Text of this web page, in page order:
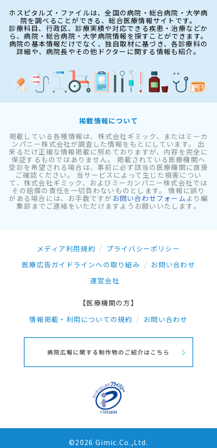
ホスピタルズ・ファイルは、全国の病院・総合病院・大学病
院を調べることができる、総合医療情報サイトです。
診療科目、行政区、診療実績や対応できる疾患・治療などか
ら、病院・総合病院・大学病院情報を探すことができます。
病院の基本情報だけでなく、独自取材に基づき、各診療科の
詳細や、病院長やその他ドクターに関する情報も紹介。
掲載情報について
掲載している各種情報は、株式会社ギミック、またはミーカ
ンパニー株式会社が調査した情報をもとにしています。 出
来るだけ正確な情報掲載に努めておりますが、内容を完全に
保証するものではありません。 掲載されている医療機関へ
受診を希望される場合は、事前に必ず該当の医療機関に直接
ご確認ください。 当サービスによって生じた損害につい
て、株式会社ギミック、およびミーカンパニー株式会社では
その賠償の責任を一切負わないものとします。 情報に誤り
がある場合には、お手数ですが お問い合わせフォーム より編
集部までご連絡をいただけますようお願いいたします。
メディア利用規約
プライバシーポリシー
医療広告ガイドラインへの取り組み
お問い合わせ
運営会社
【医療機関の方】
情報掲載・利用についての規約
お問い合わせ
©2026 Gimic.Co.,Ltd.